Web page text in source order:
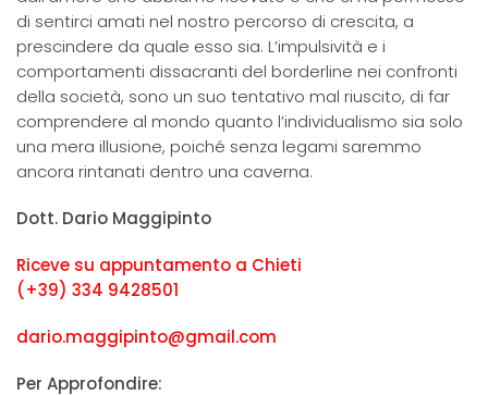
di sentirci amati nel nostro percorso di crescita, a
prescindere da quale esso sia. L’impulsività e i
comportamenti dissacranti del borderline nei confronti
della società, sono un suo tentativo mal riuscito, di far
comprendere al mondo quanto l’individualismo sia solo
una mera illusione, poiché senza legami saremmo
ancora rintanati dentro una caverna.
Dott. Dario Maggipinto
Riceve su appuntamento a Chieti
(+39) 334 9428501
dario.maggipinto@gmail.com
Per Approfondire: